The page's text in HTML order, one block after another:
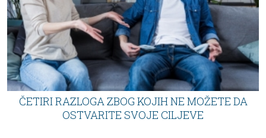
ČETIRI RAZLOGA ZBOG KOJIH NE MOŽETE DA
OSTVARITE SVOJE CILJEVE